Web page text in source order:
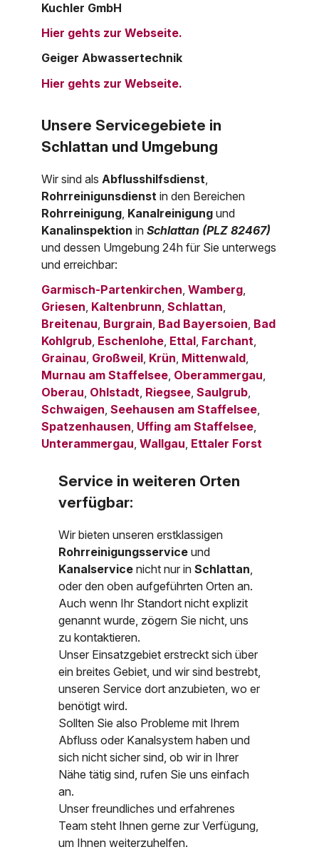
Kuchler GmbH
Hier gehts zur Webseite.
Geiger Abwassertechnik
Hier gehts zur Webseite.
Unsere Servicegebiete in
Schlattan und Umgebung
Wir sind als Abflusshilfsdienst
Rohrreinigunsdienstin den Bereichen
Rohrreinigung Kanalreinigungund
KanalinspektioninSchlattan (PLZ 82467)
und dessen Umgebung 24h für Sie unterwegs
und erreichbar:
Garmisch-Partenkirchen,Wamberg,
Griesen, Kaltenbrunn,Schlattan,
Breitenau, Burgrain, Bad Bayersoien, Bad
Kohlgrub, Eschenlohe, Ettal, Farchant,
Grainau, Großweil, Krün, Mittenwald,
Murnau am Staffelsee, Oberammergau,
Oberau, Ohlstadt, Riegsee,Saulgrub,
Schwaigen,Seehausen am Staffelsee,
Spatzenhausen, Uffing am Staffelsee,
Unterammergau,Wallgau, Ettaler Forst
Service in weiteren Orten
verfügbar:
Wir bieten unseren erstklassigen
Rohrreinigungsservice und
Kanalservice nicht nur in Schlattan
oder den oben aufgeführten Orten an.
Auch wenn Ihr Standort nicht explizit
genannt wurde, zögern Sie nicht, uns
zu kontaktieren.
Unser Einsatzgebiet erstreckt sich über
ein breites Gebiet, und wir sind bestrebt,
unseren Service dort anzubieten, wo er
benötigt wird.
Sollten Sie also Probleme mit Ihrem
Abfluss oder Kanalsystem haben und
sich nicht sicher sind, ob wir in Ihrer
Nähe tätig sind, rufen Sie uns einfach
an.
Unser freundliches und erfahrenes
Team steht Ihnen gerne zur Verfügung,
um Ihnen weiterzuhelfen.